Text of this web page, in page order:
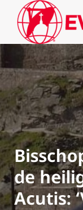
de
Acutis: